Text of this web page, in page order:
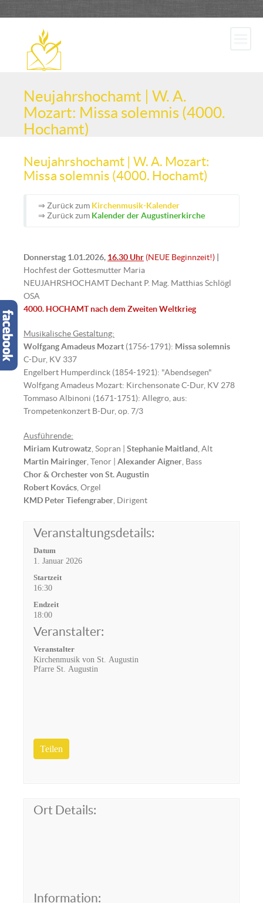
Neujahrshochamt | W. A.
Mozart: Missa solemnis (4000.
Hochamt)
Neujahrshochamt | W. A. Mozart:
Missa solemnis (4000. Hochamt)
⇒ Zurück zum Kirchenmusik-Kalender
⇒ Zurück zum Kalender der Augustinerkirche
Donnerstag 1.01.2026, 16.30 Uhr (NEUE Beginnzeit!)
Hochfest der Gottesmutter Maria
NEUJAHRSHOCHAMT Dechant P. Mag. Matthias Schlögl
OSA
4000. HOCHAMT nach dem Zweiten Weltkrieg
Musikalische Gestaltung:
Wolfgang Amadeus Mozart (1756-1791): Missa solemnis
C-Dur, KV 337
Engelbert Humperdinck (1854-1921): "Abendsegen"
Wolfgang Amadeus Mozart: Kirchensonate C-Dur, KV 278
Tommaso Albinoni (1671-1751): Allegro, aus:
Trompetenkonzert B-Dur, op. 7/3
Ausführende:
Miriam Kutrowatz , Sopran | Stephanie Maitland , Alt
Martin Mairinger , Tenor | Alexander Aigner , Bass
Chor & Orchester von St. Augustin
Robert Kovács , Orgel
KMD Peter Tiefengraber , Dirigent
Veranstaltungsdetails:
Datum
1. Januar 2026
Startzeit
16:30
Endzeit
18:00
Veranstalter:
Veranstalter
Kirchenmusik von St. Augustin
Pfarre St. Augustin
Teilen
Ort Details:
Information: